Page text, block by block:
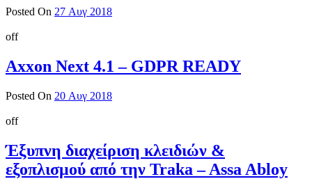
Posted On 27 Αυγ 2018
off
Axxon Next 4.1 – GDPR READY
Posted On 20 Αυγ 2018
off
Έξυπνη διαχείριση κλειδιών &
εξοπλισμού από την Traka – Assa Abloy